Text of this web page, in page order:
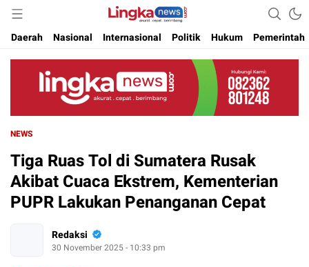
Lingkanews
Akurat. Cepat & Berimbang
Daerah
Nasional Internasional Politik Hukum Pemerintah
NEWS
Tiga Ruas Tol di Sumatera Rusak
Akibat Cuaca Ekstrem, Kementerian
PUPR Lakukan Penanganan Cepat
Redaksi
30 November 2025 - 10:33 pm